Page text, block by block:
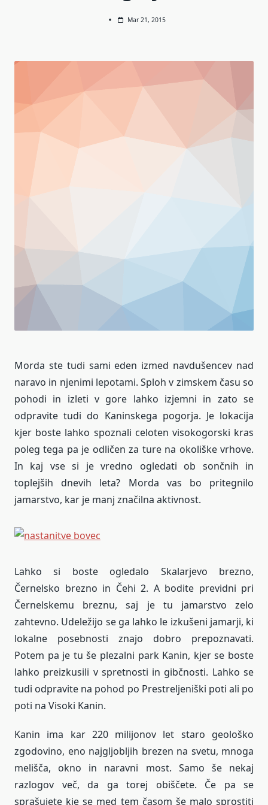
Mar 21, 2015
Morda ste tudi sami eden izmed navdušencev nad
naravo in njenimi lepotami. Sploh v zimskem času so
pohodi in izleti v gore lahko izjemni in zato se
odpravite tudi do Kaninskega pogorja. Je lokacija
kjer boste lahko spoznali celoten visokogorski kras
poleg tega pa je odličen za ture na okoliške vrhove.
In kaj vse si je vredno ogledati ob sončnih in
toplejših dnevih leta? Morda vas bo pritegnilo
jamarstvo, kar je manj značilna aktivnost.
Lahko si boste ogledalo Skalarjevo brezno,
Černelsko brezno in Čehi 2. A bodite previdni pri
Černelskemu breznu, saj je tu jamarstvo zelo
zahtevno. Udeležijo se ga lahko le izkušeni jamarji, ki
lokalne posebnosti znajo dobro prepoznavati.
Potem pa je tu še plezalni park Kanin, kjer se boste
lahko preizkusili v spretnosti in gibčnosti. Lahko se
tudi odpravite na pohod po Prestreljeniški poti ali po
poti na Visoki Kanin.
Kanin ima kar 220 milijonov let staro geološko
zgodovino, eno najgljobljih brezen na svetu, mnoga
melišča, okno in naravni most. Samo še nekaj
razlogov več, da ga torej obiščete. Če pa se
sprašujete kje se med tem časom še malo sprostiti